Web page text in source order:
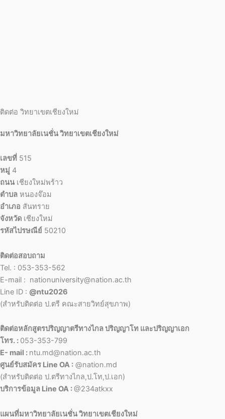
ติดต่อ วิทยาเขตเชียงใหม่
มหาวิทยาลัยเนชั่น วิทยาเขตเชียงใหม่
เลขที่ 515
หมู่ 4
ถนน เชียงใหม่พร้าว
ตำบล หนองจ๊อม
อำเภอ สันทราย
จังหวัด เชียงใหม่
รหัสไปรษณีย์ 50210
ติดต่อสอบถาม
Tel. : 053-353-562
E-mail : nationuniversity@nation.ac.th
Line ID : @ntu2026
(สำหรับติดต่อ ป.ตรี คณะสายวิทย์สุขภาพ)
ติดต่อหลักสูตรปริญญาตรีทางไกล ปริญญาโท และปริญญาเอก
โทร. : 053-353-799
E- mail : ntu.md@nation.ac.th
ศูนย์รับสมัคร Line OA : @nation.md
(สำหรับติดต่อ ป.ตรีทางไกล,ป.โท,ป.เอก)
บริการข้อมูล Line OA :@234atkxx
แผนที่มหาวิทยาลัยเนชั่น วิทยาเขตเชียงใหม่